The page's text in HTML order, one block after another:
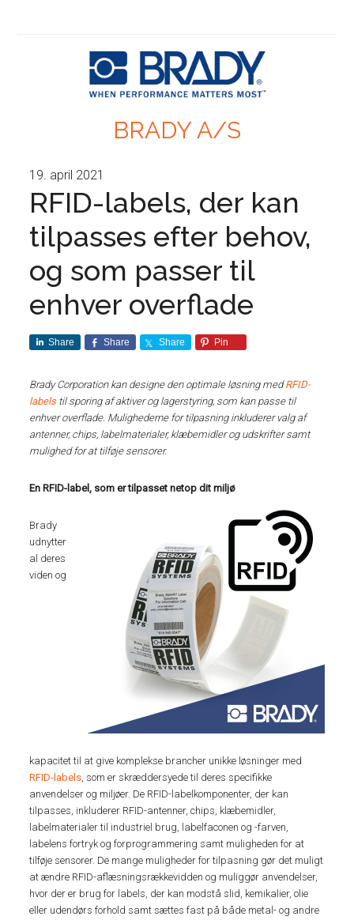
BRADY A/S
19. april 2021
RFID-labels, der kan
tilpasses efter behov,
og som passer til
enhver overflade
Share Share Share Pin
Brady Corporation kan designe den optimale løsning medRFID-
labelstil sporing af aktiver og lagerstyring, som kan passe til
enhver overflade. Mulighederne for tilpasning inkluderer valg af
antenner, chips, labelmaterialer, klæbemidler og udskrifter samt
mulighed for at tilføje sensorer.
En RFID-label, som er tilpasset netop dit miljø
Brady
udnytter
al deres
viden og
kapacitet til at give komplekse brancher unikke løsninger med
RFID-labels, som er skræddersyede til deres specifikke
anvendelser og miljøer. De RFID-labelkomponenter, der kan
tilpasses, inkluderer RFID-antenner, chips, klæbemidler,
labelmaterialer til industriel brug, labelfaconen og -farven,
labelens fortryk og forprogrammering samt muligheden for at
tilføje sensorer. De mange muligheder for tilpasning gør det muligt
at ændre RFID-aflæsningsrækkevidden og muliggør anvendelser,
hvor der er brug for labels, der kan modstå slid, kemikalier, olie
eller udendørs forhold samt sættes fast på både metal- og andre